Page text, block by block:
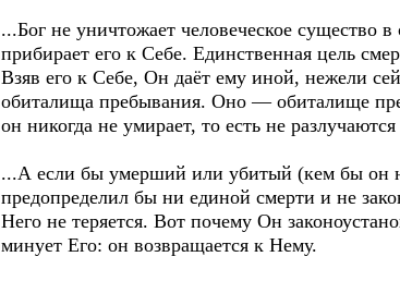
...Бог не уничтожает человеческое
прибирает его к Себе. Единственная цель
Взяв его к Себе, Он даёт ему иной, нежели
обиталища пребывания. Оно — обиталище
он никогда не умирает, то есть не разлучаются
...А если бы умерший или убитый (кем бы он
предопределил бы ни единой смерти и не
Него не теряется. Вот почему Он
минует Его: он возвращается к Нему.